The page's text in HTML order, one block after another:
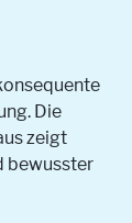
Die
zeigt
bewusster